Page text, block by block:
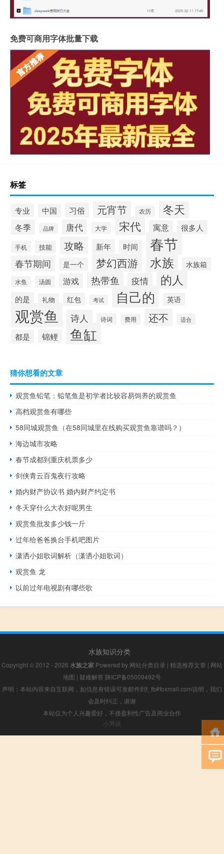
免费可商用字体批量下载
标签
专业 中国 习俗 元宵节 农历 冬天
冬季 品牌 唐代 大学 宋代 寓意 很多人
手机 技能 攻略 新年 时间 春节
春节期间 是一个 梦幻西游 水族 水族箱
水鱼 汤圆 游戏 热带鱼 疫情 的人
的是 礼物 红包 考试 自己的 英语
观赏鱼 诗人 诗词 费用 还不 适合
都是 锦鲤 鱼缸
猜你想看的文章
观赏鱼铅笔：铅笔鱼是初学者比较容易饲养的观赏鱼
高档观赏鱼有哪些
58同城观赏鱼（在58同城里在线购买观赏鱼靠谱吗？）
海边城市攻略
春节成都到重庆机票多少
剑侠青云百鬼夜行攻略
婚内财产协议书 婚内财产约定书
冬天穿什么大衣好呢男生
观赏鱼批发多少钱一斤
过年给爸爸换台手机吧图片
潇洒小姐歌词解析（潇洒小姐歌词）
观赏鱼 龙
以前过年电视剧有哪些歌
水族知识分类
Copyright © 2012 - 2026 水族之家 Powered by 网站分类目录 | 精选推荐文章 | 网站
地图 | 疑难解答 陕ICP备05009492号
声明：本站内容来自互联网，如信息有错误可发邮件到f_fb#foxmail.com说明，我们
会及时纠正，谢谢
本站仅为个人兴趣爱好，不接盈利性广告及商业合作
小男孩